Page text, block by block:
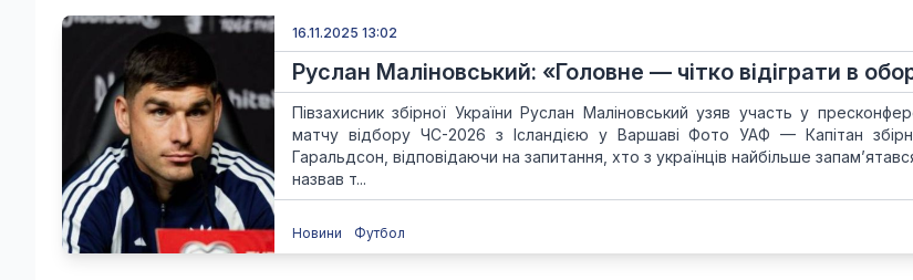
16.11.2025 13:02
Руслан Маліновський: «Головне — чітко відіграти в
Півзахисник збірної України Руслан Маліновський узяв участь у
матчу відбору ЧС-2026 з Ісландією у Варшаві Фото УАФ — Капітан
Гаральдсон, відповідаючи на запитання, хто з українців найбільше
назвав т...
Новини Футбол